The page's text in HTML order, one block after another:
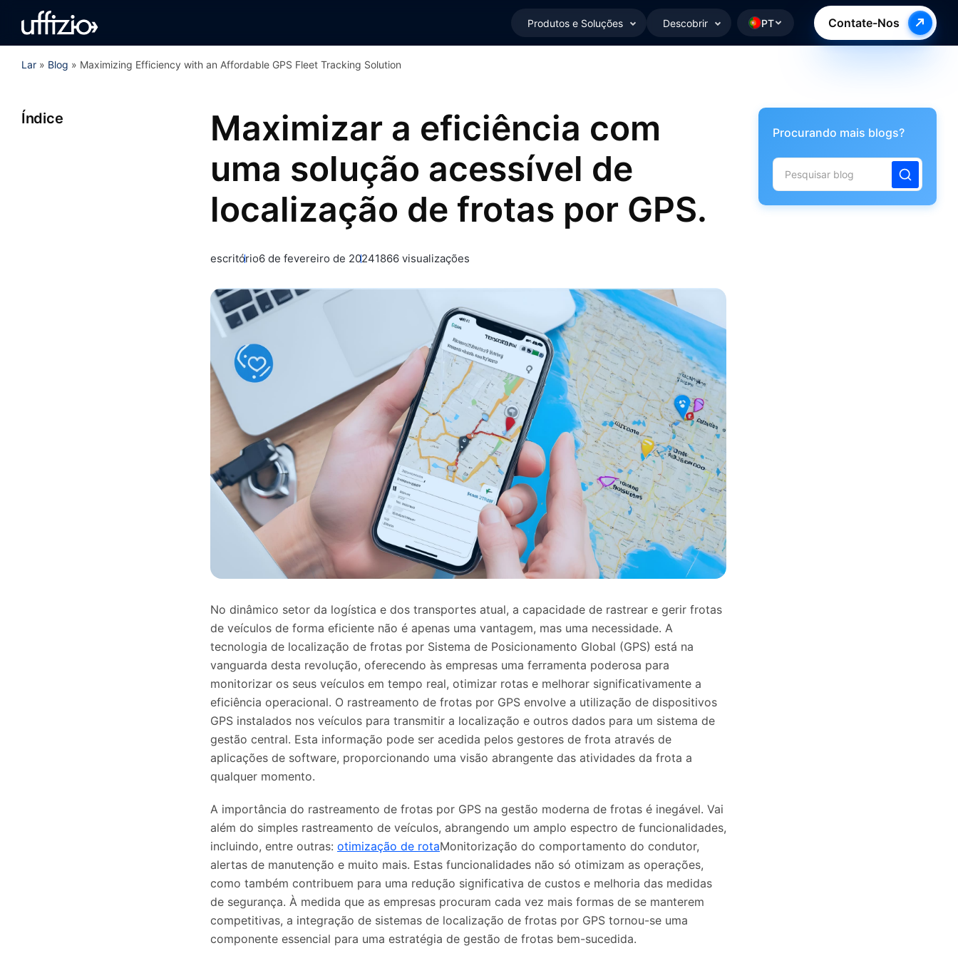
Produtos e Soluções Descobrir PT Contate-Nos
Lar » Blog » Maximizing Efficiency with an Affordable GPS Fleet Tracking Solution
Índice
Maximizar a eficiência com
uma solução acessível de
localização de frotas por GPS.
escritório6 de fevereiro de 20241866 visualizações
No dinâmico setor da logística e dos transportes atual, a capacidade de rastrear e gerir frotas
de veículos de forma eficiente não é apenas uma vantagem, mas uma necessidade. A
tecnologia de localização de frotas por Sistema de Posicionamento Global (GPS) está na
vanguarda desta revolução, oferecendo às empresas uma ferramenta poderosa para
monitorizar os seus veículos em tempo real, otimizar rotas e melhorar significativamente a
eficiência operacional. O rastreamento de frotas por GPS envolve a utilização de dispositivos
GPS instalados nos veículos para transmitir a localização e outros dados para um sistema de
gestão central. Esta informação pode ser acedida pelos gestores de frota através de
aplicações de software, proporcionando uma visão abrangente das atividades da frota a
qualquer momento.
A importância do rastreamento de frotas por GPS na gestão moderna de frotas é inegável. Vai
além do simples rastreamento de veículos, abrangendo um amplo espectro de funcionalidades,
incluindo, entre outras: otimização de rotaMonitorização do comportamento do condutor,
alertas de manutenção e muito mais. Estas funcionalidades não só otimizam as operações,
como também contribuem para uma redução significativa de custos e melhoria das medidas
de segurança. À medida que as empresas procuram cada vez mais formas de se manterem
competitivas, a integração de sistemas de localização de frotas por GPS tornou-se uma
componente essencial para uma estratégia de gestão de frotas bem-sucedida.
Procurando mais blogs?